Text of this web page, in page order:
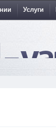
Услуги